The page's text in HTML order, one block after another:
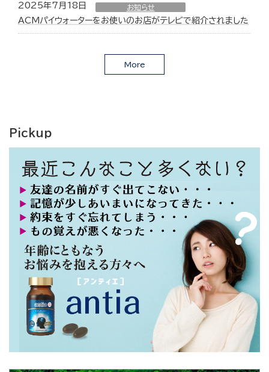
2025年7月18日 お知らせ
ACMパイウォーターをお使いのお店がテレビで紹介されました
More
Pickup